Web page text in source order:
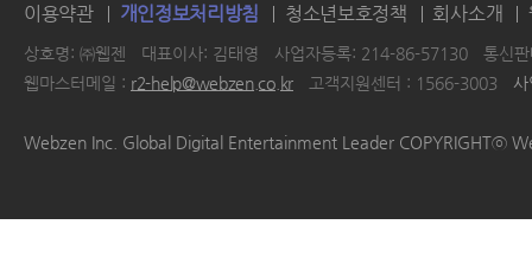
이용약관 개인정보처리방침 청소년보호정책 회사소개
상호명: ㈜웹젠 대표이사: 김태영 사업자등록: 214-86-57130
통신
웹마스터메일 : r2-help@webzen.co.kr 고객지원센터 : 1566-3003
Webzen Inc. Global Digital Entertainment Leader COPYRIGHTⓒ